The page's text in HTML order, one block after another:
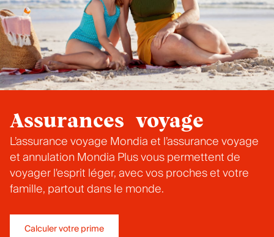
Assurances voyage
L’assurance voyage Mondia et l’assurance voyage
et annulation Mondia Plus vous permettent de
voyager l'esprit léger, avec vos proches et votre
famille, partout dans le monde.
Calculer votre prime